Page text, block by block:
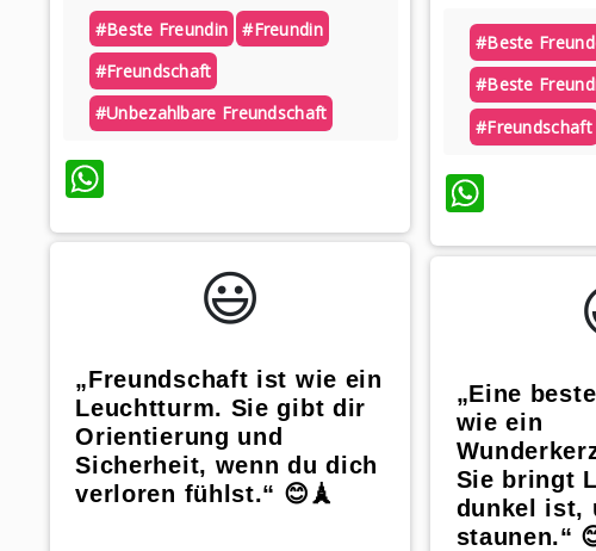
#beste Freundin
#freundin
#freundschaft
#unbezahlbare Freundschaft
WhatsApp
😃️
„Freundschaft ist wie ein
Leuchtturm. Sie gibt dir
Orientierung und
Sicherheit, wenn du dich
verloren fühlst.“ 😊🗼
#beste
#beste
#freundschaft
„Eine
wie ein
Sie bringt
dunkel ist,
staunen.“